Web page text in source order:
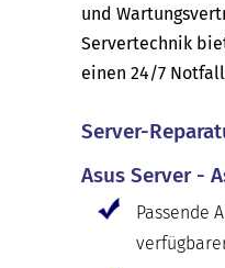
und
Servertechnik
einen 24/7
Server-
Asus Server -
Passende